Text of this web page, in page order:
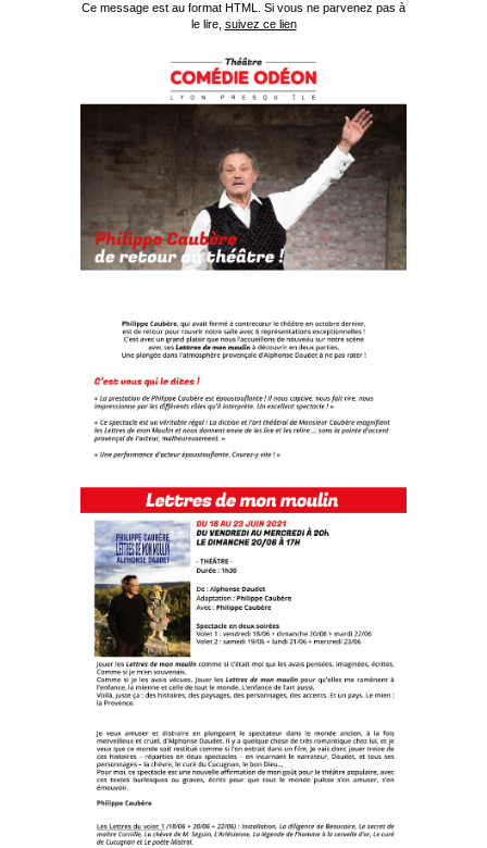
Ce message est au format HTML. Si vous ne parvenez pas à
le lire, suivez ce lien